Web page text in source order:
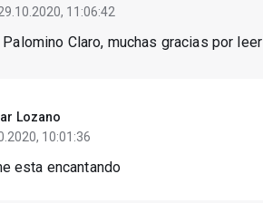
11:06:42
Claro, muchas gracias por
Lozano
10:01:36
esta encantando